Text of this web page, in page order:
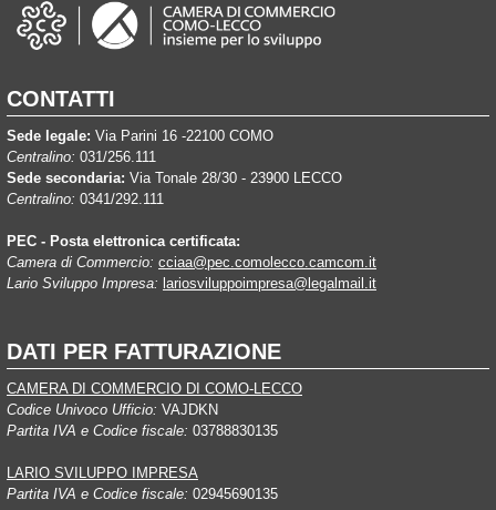
CONTATTI
Sede legale: Via Parini 16 -22100 COMO
Centralino: 031/256.111
Sede secondaria: Via Tonale 28/30 - 23900 LECCO
Centralino: 0341/292.111
PEC - Posta elettronica certificata:
Camera di Commercio: cciaa@pec.comolecco.camcom.it
Lario Sviluppo Impresa: lariosviluppoimpresa@legalmail.it
DATI PER FATTURAZIONE
CAMERA DI COMMERCIO DI COMO-LECCO
Codice Univoco Ufficio: VAJDKN
Partita IVA e Codice fiscale: 03788830135
LARIO SVILUPPO IMPRESA
Partita IVA e Codice fiscale: 02945690135